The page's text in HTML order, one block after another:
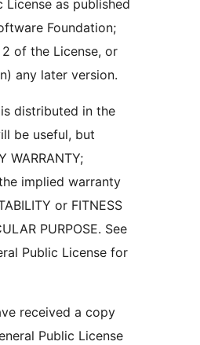
License as published
Foundation;
of the License, or
any later version.
distributed in the
be useful, but
WARRANTY;
implied warranty
or FITNESS
PURPOSE. See
Public License for
received a copy
Public License